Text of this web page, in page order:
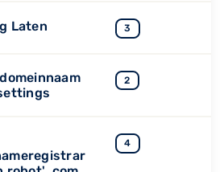
Laten 3
2
4